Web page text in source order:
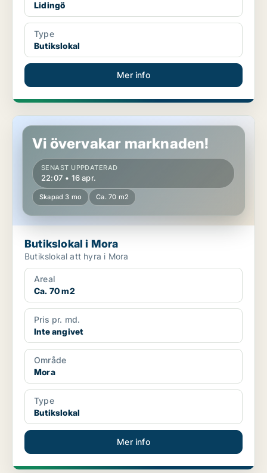
Lidingö
Type
Butikslokal
Mer info
Butikslokal i Mora
Vi övervakar marknaden!
SENAST UPPDATERAD
22:07 • 16 apr.
Skapad 3 mo Ca. 70 m2
Butikslokal i Mora
Butikslokal att hyra i Mora
Areal
Ca. 70 m2
Pris pr. md.
Inte angivet
Område
Mora
Type
Butikslokal
Mer info